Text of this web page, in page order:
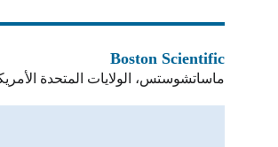
Boston Scientific
ماساتشوستس، الولايات المتحدة